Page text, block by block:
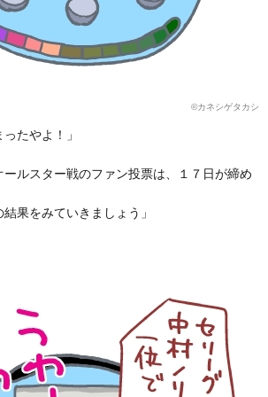
©カネシゲタカシ
たやよ！」
ールスター戦のファン投票は、１７日が締め
果をみていきましょう」